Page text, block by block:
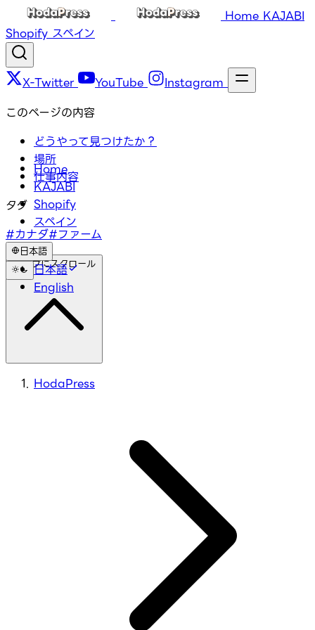
Home KAJABI
Shopify スペイン
X-Twitter YouTube Instagram
Home
KAJABI
Shopify
スペイン
日本語
日本語
English
このページの内容
どうやって見つけたか？
場所
仕事内容
タグ
#カナダ#ファーム
トップにスクロール
HodaPress